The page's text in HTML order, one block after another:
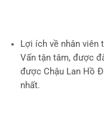
Lợi ích về nhân viên
Vấn tận tâm, được
được Chậu Lan Hồ
nhất.